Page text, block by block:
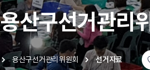
용산구선거관리
용산구선거관리위원회 선거자료